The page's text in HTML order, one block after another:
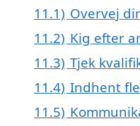
11.1) Overvej
11.2) Kig efter
11.3) Tjek
11.4) Indhent
11.5)